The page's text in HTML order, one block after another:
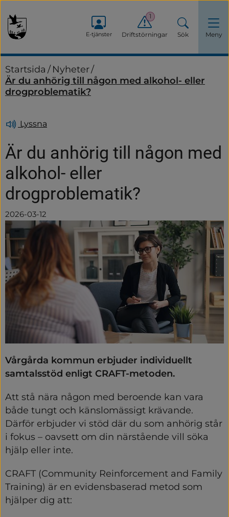
E-tjänster Driftstörningar
1
Sök Meny
Startsida / Nyheter/
Är du anhörig till någon med alkohol- eller
drogproblematik?
Lyssna
Är du anhörig till någon med
alkohol- eller
drogproblematik?
2026-03-12
Vårgårda kommun erbjuder individuellt
samtalsstöd enligt CRAFT‑metoden.
Att stå nära någon med beroende kan vara
både tungt och känslomässigt krävande.
Därför erbjuder vi stöd där du som anhörig står
i fokus – oavsett om din närstående vill söka
hjälp eller inte.
CRAFT (Community Reinforcement and Family
Training) är en evidensbaserad metod som
hjälper dig att: